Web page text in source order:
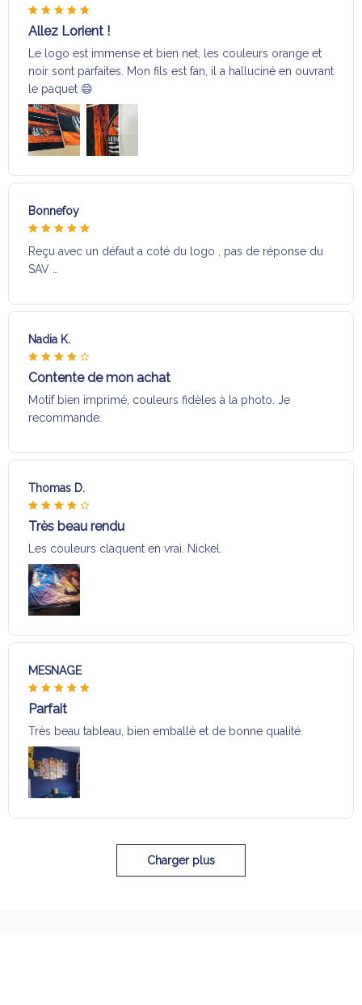
Allez Lorient !
Le logo est immense et bien net, les couleurs orange et
noir sont parfaites. Mon fils est fan, il a halluciné en ouvrant
le paquet 😄
Bonnefoy
Reçu avec un défaut a coté du logo , pas de réponse du
SAV …
Nadia K.
Contente de mon achat
Motif bien imprimé, couleurs fidèles à la photo. Je
recommande.
Thomas D.
Très beau rendu
Les couleurs claquent en vrai. Nickel.
MESNAGE
Parfait
Très beau tableau, bien emballé et de bonne qualité.
Charger plus